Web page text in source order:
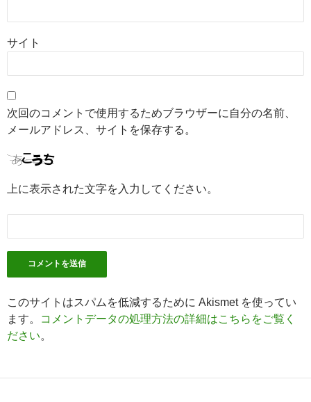
サイト
次回のコメントで使用するためブラウザーに自分の名前、
メールアドレス、サイトを保存する。
上に表示された文字を入力してください。
このサイトはスパムを低減するために Akismet を使ってい
ます。
コメントデータの処理方法の詳細はこちらをご覧く
ださい。